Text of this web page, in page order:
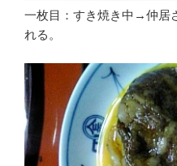
一枚目：すき焼き中→仲居
れる。